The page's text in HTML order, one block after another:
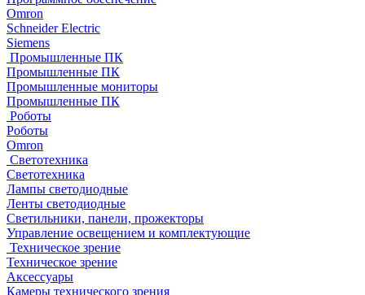
Omron
Schneider Electric
Siemens
Промышленные ПК
Промышленные ПК
Промышленные мониторы
Промышленные ПК
Роботы
Роботы
Omron
Светотехника
Светотехника
Лампы светодиодные
Ленты светодиодные
Светильники, панели, прожекторы
Управление освещением и комплектующие
Техническое зрение
Техническое зрение
Аксессуары
Камеры технического зрения